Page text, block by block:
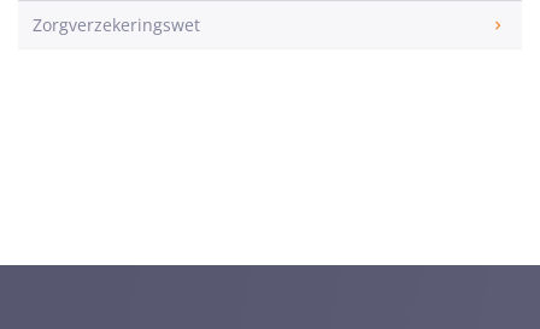
Zorgverzekeringswet